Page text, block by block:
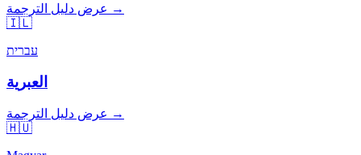
عرض دليل الترجمة →
🇮🇱
עברית
العبرية
عرض دليل الترجمة →
🇭🇺